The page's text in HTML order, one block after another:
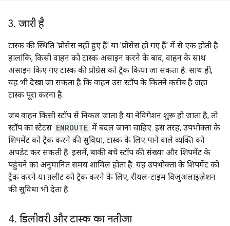
3. जारी है
टास्क की स्थिति 'प्रोसेस नहीं हुए हैं' या 'प्रोसेस हो गए हैं' में से एक होती है.
हालांकि, किसी वाहन को टास्क असाइन करने के बाद, वाहन के साथ
असाइन किए गए टास्क की प्रोग्रेस को ट्रैक किया जा सकता है. साथ ही,
यह भी देखा जा सकता है कि वाहन उस स्टॉप के कितने करीब है जहां
टास्क पूरा करना है.
जब वाहन किसी स्टॉप से निकल जाता है या नेविगेशन शुरू हो जाता है, तो
स्टॉप का स्टेटस ENROUTE में बदल जाना चाहिए. इस तरह, उपभोक्ता के
शिपमेंट को ट्रैक करने की सुविधा, टास्क के लिए पाने वाले व्यक्ति को
अपडेट कर सकती है. इसमें, बाकी बचे स्टॉप की संख्या और शिपमेंट के
पहुंचने का अनुमानित समय शामिल होता है. यह उपभोक्ता के शिपमेंट को
ट्रैक करने या फ़्लीट को ट्रैक करने के लिए, रीयल-टाइम विज़ुअलाइज़ेशन
की सुविधा भी देता है.
4. डिलीवरी और टास्क का नतीजा